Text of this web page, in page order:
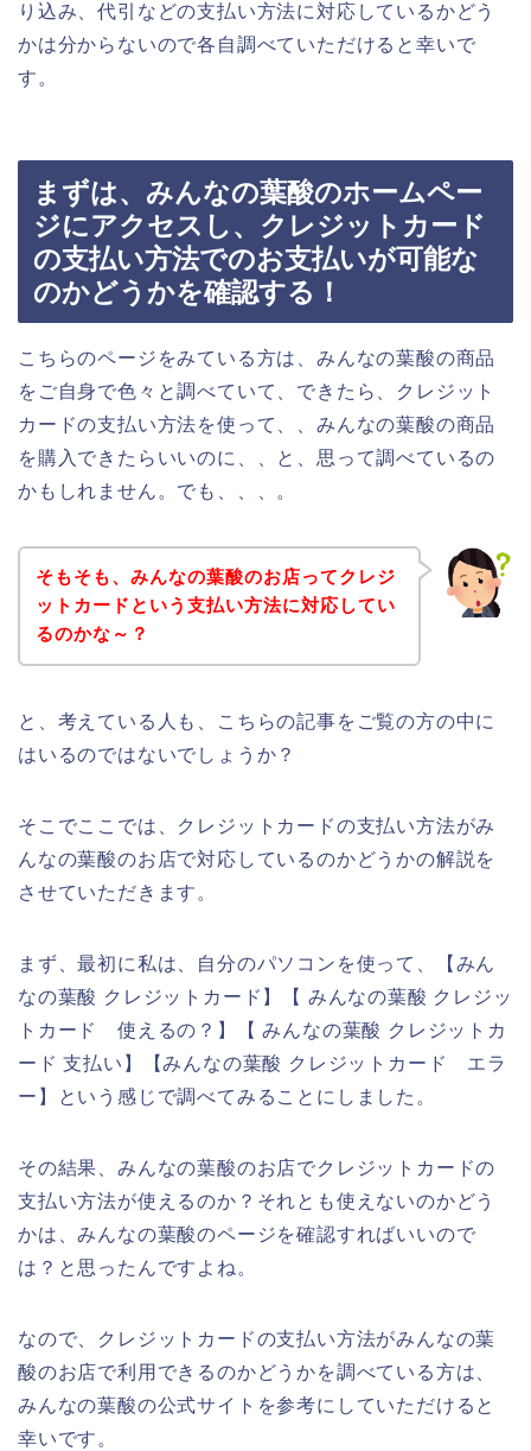
り込み、代引などの支払い方法に対応しているかどう
かは分からないので各自調べていただけると幸いで
す。
まずは、みんなの葉酸のホームペー
ジにアクセスし、クレジットカード
の支払い方法でのお支払いが可能な
のかどうかを確認する！
こちらのページをみている方は、みんなの葉酸の商品
をご自身で色々と調べていて、できたら、クレジット
カードの支払い方法を使って、、みんなの葉酸の商品
を購入できたらいいのに、、と、思って調べているの
かもしれません。でも、、、。
そもそも、みんなの葉酸のお店ってクレジ
ットカードという支払い方法に対応してい
るのかな～？
と、考えている人も、こちらの記事をご覧の方の中に
はいるのではないでしょうか？
そこでここでは、クレジットカードの支払い方法がみ
んなの葉酸のお店で対応しているのかどうかの解説を
させていただきます。
まず、最初に私は、自分のパソコンを使って、【みん
なの葉酸 クレジットカード】【 みんなの葉酸 クレジッ
トカード 使えるの？】【 みんなの葉酸 クレジットカ
ード 支払い】【みんなの葉酸 クレジットカード エラ
ー】という感じで調べてみることにしました。
その結果、みんなの葉酸のお店でクレジットカードの
支払い方法が使えるのか？それとも使えないのかどう
かは、みんなの葉酸のページを確認すればいいので
は？と思ったんですよね。
なので、クレジットカードの支払い方法がみんなの葉
酸のお店で利用できるのかどうかを調べている方は、
みんなの葉酸の公式サイトを参考にしていただけると
幸いです。